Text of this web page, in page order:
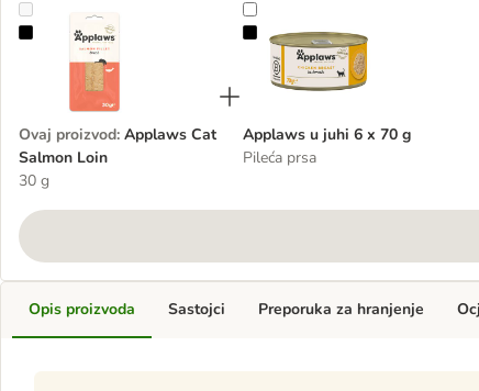
Applaws Cat Salmon Loin
Ovaj proizvod: Applaws Cat
Salmon Loin
30 g
Applaws u juhi 6 x 70 g
Applaws u juhi 6 x 70 g
Pileća prsa
Opis proizvoda Sastojci Preporuka za hranjenje